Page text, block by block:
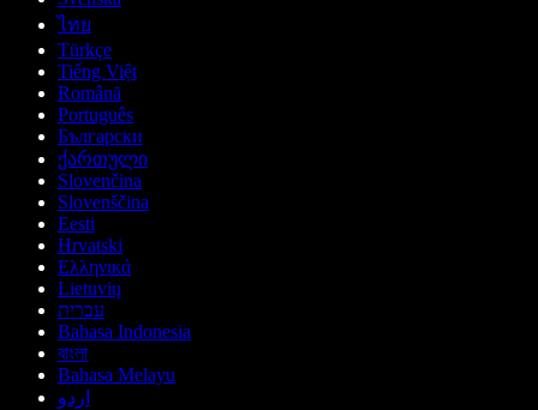
ไทย
Türkçe
Tiếng Việt
Română
Português
Български
ქართული
Slovenčina
Slovenščina
Eesti
Hrvatski
Ελληνικά
Lietuvių
עברית
Bahasa Indonesia
বাংলা
Bahasa Melayu
اردو